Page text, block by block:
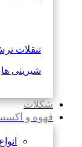
تنقلات
شیرینی ها
شکلات
قهوه و